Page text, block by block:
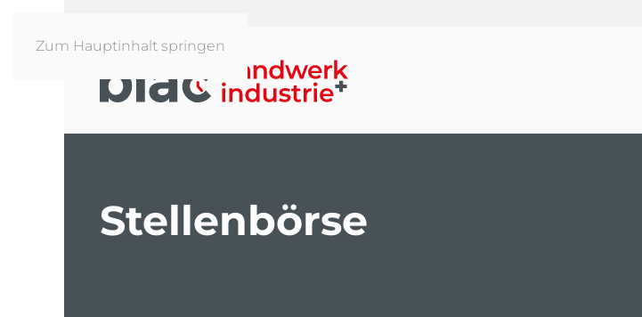
Zum Hauptinhalt springen
Stellenbörse